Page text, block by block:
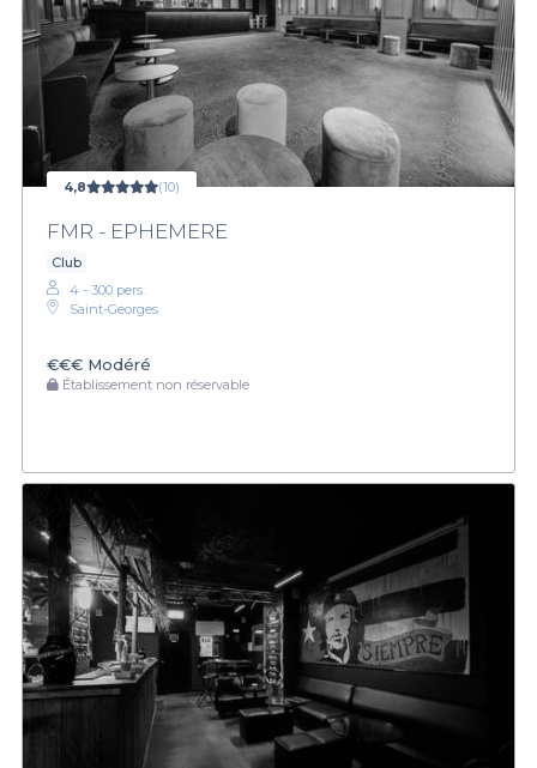
4,8 (10)
FMR - EPHEMERE
Club
4 - 300 pers.
Saint-Georges
€€€ Modéré
Établissement non réservable